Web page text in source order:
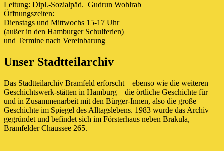
Leitung: Dipl.-Sozialpäd. Gudrun Wohlrab
Öffnungszeiten:
Dienstags und Mittwochs 15-17 Uhr
(außer in den Hamburger Schulferien)
und Termine nach Vereinbarung
Unser Stadtteilarchiv
Das Stadtteilarchiv Bramfeld erforscht – ebenso wie die weiteren
Geschichtswerk-stätten in Hamburg – die örtliche Geschichte für
und in Zusammenarbeit mit den Bürger-Innen, also die große
Geschichte im Spiegel des Alltagslebens. 1983 wurde das Archiv
gegründet und befindet sich im Försterhaus neben Brakula,
Bramfelder Chaussee 265.